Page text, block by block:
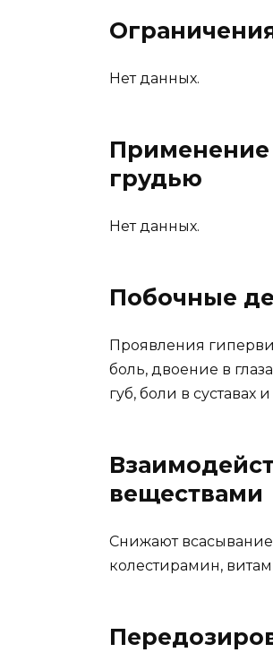
Нет данных.
грудью
Нет данных.
Побочные
Проявления
боль, двоение в
губ, боли в суставах
веществами
Снижают
колестирамин,